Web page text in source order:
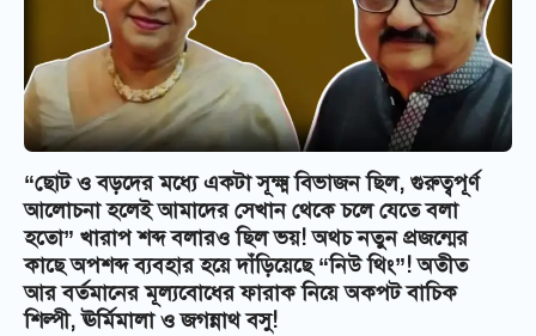
“ছোট ও বড়দের মধ্যে একটা সূক্ষ্ম বিভাজন ছিল, গুরুত্বপূর্ণ
আলোচনা হলেই আমাদের সেখান থেকে চলে যেতে বলা
হতো” খারাপ শব্দ বলারও ছিল ভয়! অথচ নতুন প্রজন্মের
কাছে অপশব্দ ব্যবহার হয়ে দাঁড়িয়েছে “নিউ থিং”! অতীত
আর বর্তমানের মূল্যবোধের ফারাক নিয়ে অকপট বাচিক
শিল্পী, ঊর্মিমালা ও জগন্নাথ বসু!